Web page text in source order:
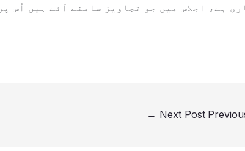
ہے، اجلاس میں جو تجاویز سامنے آئے ہیں اُس پر
Next Post
→